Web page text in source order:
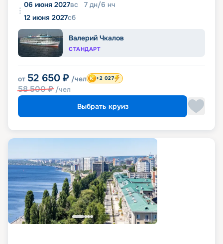
06 июня 2027вс 7 дн/6 нч
12 июня 2027сб
Валерий Чкалов
СТАНДАРТ
от 52 650 ₽ /чел
58 500₽ /чел
+2 027
Выбрать круиз